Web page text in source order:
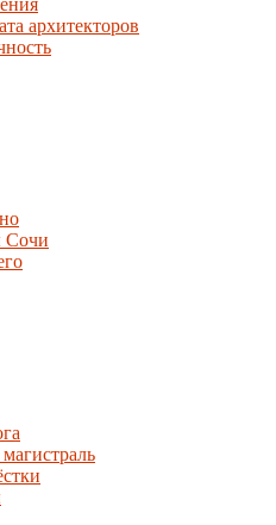
архитекторов
Сочи